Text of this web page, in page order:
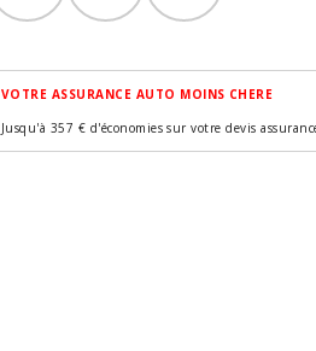
VOTRE ASSURANCE AUTO MOINS CHERE
Jusqu'à 357 € d'économies sur votre devis